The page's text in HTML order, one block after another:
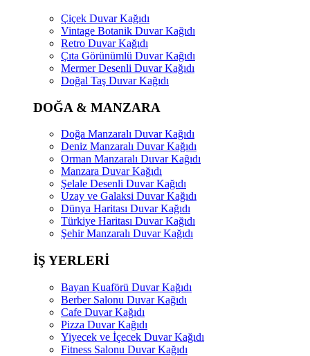
Çiçek Duvar Kağıdı
Vintage Botanik Duvar Kağıdı
Retro Duvar Kağıdı
Çıta Görünümlü Duvar Kağıdı
Mermer Desenli Duvar Kağıdı
Doğal Taş Duvar Kağıdı
DOĞA & MANZARA
Doğa Manzaralı Duvar Kağıdı
Deniz Manzaralı Duvar Kağıdı
Orman Manzaralı Duvar Kağıdı
Manzara Duvar Kağıdı
Şelale Desenli Duvar Kağıdı
Uzay ve Galaksi Duvar Kağıdı
Dünya Haritası Duvar Kağıdı
Türkiye Haritası Duvar Kağıdı
Şehir Manzaralı Duvar Kağıdı
İŞ YERLERİ
Bayan Kuaförü Duvar Kağıdı
Berber Salonu Duvar Kağıdı
Cafe Duvar Kağıdı
Pizza Duvar Kağıdı
Yiyecek ve İçecek Duvar Kağıdı
Fitness Salonu Duvar Kağıdı